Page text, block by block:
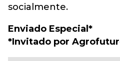
socialmente.
Enviado Especial*
*Invitado por